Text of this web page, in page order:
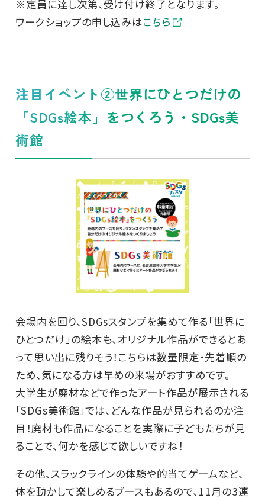
※定員に達し次第、受け付け終了となります。
ワークショップの申し込みはこちら
注目イベント②世界にひとつだけの
「SDGs絵本」をつくろう・SDGs美
術館
会場内を回り、SDGsスタンプを集めて作る「世界に
ひとつだけ」の絵本も、オリジナル作品ができるとあ
って思い出に残りそう！こちらは数量限定・先着順の
ため、気になる方は早めの来場がおすすめです。
大学生が廃材などで作ったアート作品が展示される
「SDGs美術館」では、どんな作品が見られるのか注
目！廃材も作品になることを実際に子どもたちが見
ることで、何かを感じて欲しいですね！
その他、スラックラインの体験や的当てゲームなど、
体を動かして楽しめるブースもあるので、11月の3連